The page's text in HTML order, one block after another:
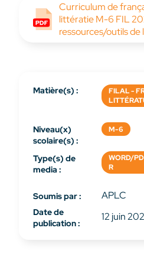
Curriculum de
littératie M-6 FIL
ressources/outils de
Matière(s) :
FILAL -
Niveau(x)
scolaire(s) :
M-6
Type(s) de
media :
WORD/
R
Soumis par : APLC
Date de
publication :
12 juin